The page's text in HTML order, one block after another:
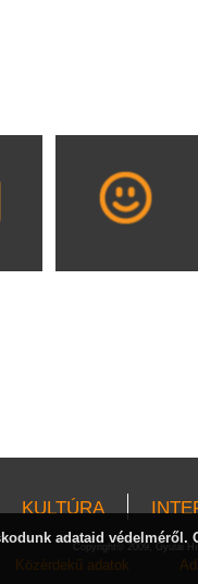
KULTÚRA
Copyright© 2009, Gyulai
Közérdekű adatok
adataid védelméről.